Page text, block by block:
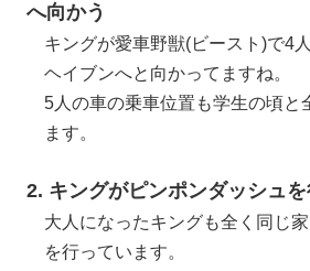
へ向かう
キングが愛車野獣(ビースト)で4
ヘイブンへと向かってますね。
5人の車の乗車位置も学生の頃と
ます。
2. キングがピンポンダッシュを
大人になったキングも全く同じ
を行っています。